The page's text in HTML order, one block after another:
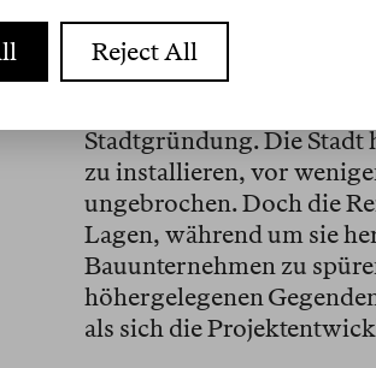
Wenig später begann
Meeresspiegel dort um
vorher 2000 Jahre lang
er fast einen halben, in
Stadtgründung. Die Stadt
zu installieren, vor
ungebrochen. Doch die
Lagen, während um sie
Bauunternehmen zu
höhergelegenen
als sich die
Reject All